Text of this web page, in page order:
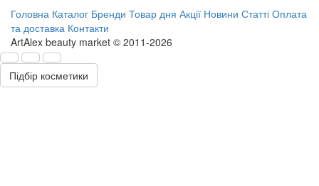
Головна Каталог Бренди Товар дня Акції Новини Статті Оплата
та доставка Контакти
ArtAlex beauty market © 2011-2026
Підбір косметики